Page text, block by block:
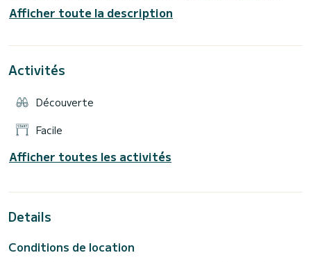
conviviale sur le lac du Bourget !
optimal
chaudes
Une échelle de bain pour des baignades faciles et
rafraîchissantes
Départ depuis Le Bourget-du-Lac, avec parking gratuit juste
Le carburant est inclus dans le tarif – pas de frais
Pour toute question ou demande spécifique, je suis à votre
N’hésitez pas à m’écrire !
Afficher toute la description
Activités
Découverte
Facile
Afficher toutes les activités
Details
Conditions de location